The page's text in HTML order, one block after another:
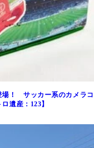
場！ サッカー系のカメラコ
遺産：123】